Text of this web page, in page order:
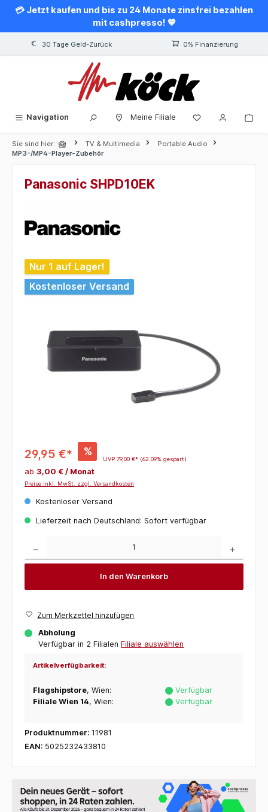
springen
💳 Jetzt kaufen und bis zu 24 Monate zinsfrei bezahlen
mit cashpresso! 💙
30 Tage Geld-Zurück 0% Finanzierung
Navigation Meine Filiale
Sie sind hier: TV & Multimedia
Portable Audio
MP3-/MP4-Player-Zubehör
Panasonic SHPD10EK
Bildergalerie überspringen
Nur 1 auf Lager!
Kostenloser Versand
29,95 €* %
UVP 79,00 €* (62.09% gespart)
ab 3,00 € / Monat
Preise inkl. MwSt. zzgl. Versandkosten
Kostenloser Versand
Lieferzeit nach Deutschland: Sofort verfügbar
In den Warenkorb
Zum Merkzettel hinzufügen
Abholung
Verfügbar in 2 Filialen Filiale auswählen
Artikelverfügbarkeit:
Flagshipstore, Wien:
Verfügbar
Filiale Wien 14, Wien: Verfügbar
Produktnummer: 11981
EAN: 5025232433810